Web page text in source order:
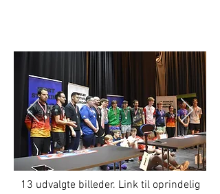
13 udvalgte billeder. Link til oprindelig